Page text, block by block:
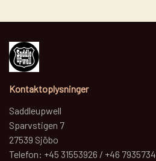
Kontaktoplysninger
Saddleupwell
Sparvstigen 7
27539 Sjöbo
Telefon: +45 31553926 / +46